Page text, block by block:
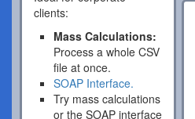
clients:
Mass Calculations:
Process a whole CSV
file at once.
SOAP Interface.
Try mass calculations
or the SOAP interface